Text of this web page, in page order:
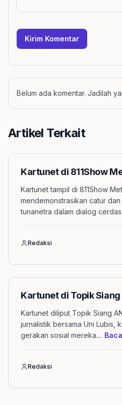
Kirim Komentar
Belum ada komentar. Jadilah
Artikel Terkait
Kartunet di 811Show
Kartunet tampil di 811Show
mendemonstrasikan catur
tunanetra dalam dialog cerdas.
Redaksi
Kartunet di Topik Siang
Kartunet diliput Topik Siang
jurnalistik bersama Uni Lubis,
gerakan sosial mereka....
Redaksi